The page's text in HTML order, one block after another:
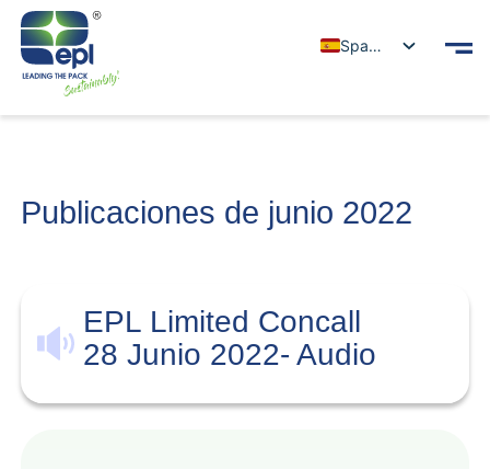
Spanish
Publicaciones de junio 2022
EPL Limited Concall
28 Junio 2022- Audio